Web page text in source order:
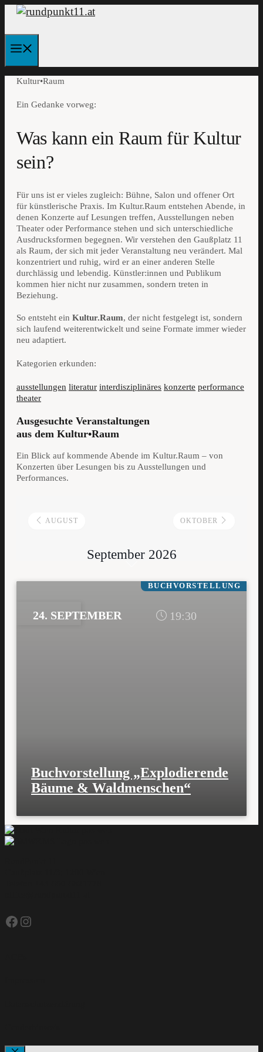
Zum
Kultur•Raum
Ein Gedanke vorweg:
Was kann ein Raum für Kultur
sein?
Für uns ist er vieles zugleich: Bühne, Salon und offener Ort
für künstlerische Praxis. Im Kultur.Raum entstehen Abende, in
denen Konzerte auf Lesungen treffen, Ausstellungen neben
Theater oder Performance stehen und sich unterschiedliche
Ausdrucksformen begegnen. Wir verstehen den Gaußplatz 11
als Raum, der sich mit jeder Veranstaltung neu verändert. Mal
konzentriert und ruhig, wird er an einer anderen Stelle
durchlässig und lebendig. Künstler:innen und Publikum
kommen hier nicht nur zusammen, sondern treten in
Beziehung.
So entsteht ein Kultur.Raum, der nicht festgelegt ist, sondern
sich laufend weiterentwickelt und seine Formate immer wieder
neu adaptiert.
Kategorien erkunden:
ausstellungen literatur interdisziplinäres konzerte performance
theater
Ausgesuchte Veranstaltungen
aus dem Kultur•Raum
Ein Blick auf kommende Abende im Kultur.Raum – von
Konzerten über Lesungen bis zu Ausstellungen und
Performances.
AUGUST
September 2026
OKTOBER
BUCHVORSTELLUNG
24. SEPTEMBER 19:30
Buchvorstellung „Explodierende
Bäume & Waldmenschen“
Facebook Instagram